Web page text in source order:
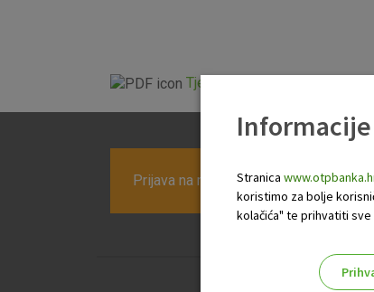
Tjedni newsletter
Prijava na newsletter OTP banke
Stranica
koristimo za bolje
kolačića" te prihvatiti